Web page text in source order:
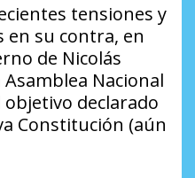
tensiones y
en su contra, en
de Nicolás
Nacional
declarado
Constitución (aún